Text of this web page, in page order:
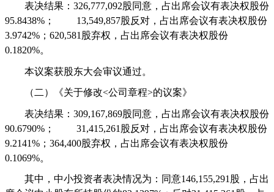
表决结果： 326,777,092股同意，占出席会议有表决权股份
95.8438% ； 13,549,857股反对，占出席会议有表决权股份
3.9742% ； 620,581 股弃权，占出席会议有表决权股份
0.1820%。
本议案获股东大会审议通过。
（二）《关于修改<公司章程>的议案》
表决结果： 309,167,869股同意，占出席会议有表决权股份
90.6790% ； 31,415,261 股反对，占出席会议有表决权股份
9.2141% ； 364,400股弃权，占出席会议有表决权股份
0.1069%。
其中，中小投资者表决情况为：同意146,155,291 股，占出